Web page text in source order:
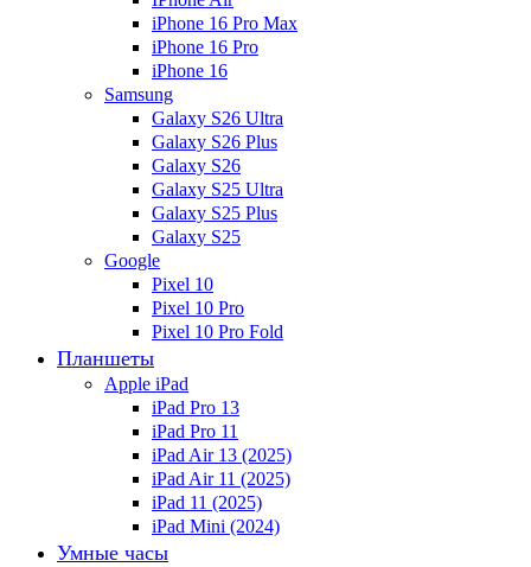
iPhone 16 Pro Max
iPhone 16 Pro
iPhone 16
Samsung
Galaxy S26 Ultra
Galaxy S26 Plus
Galaxy S26
Galaxy S25 Ultra
Galaxy S25 Plus
Galaxy S25
Google
Pixel 10
Pixel 10 Pro
Pixel 10 Pro Fold
Планшеты
Apple iPad
iPad Pro 13
iPad Pro 11
iPad Air 13 (2025)
iPad Air 11 (2025)
iPad 11 (2025)
iPad Mini (2024)
Умные часы